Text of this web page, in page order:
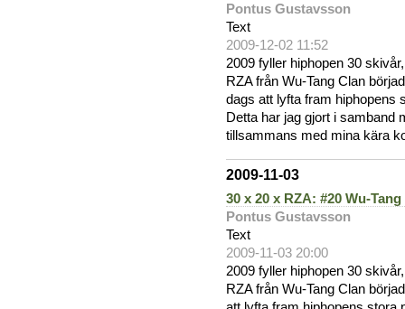
Pontus Gustavsson
Text
2009-12-02 11:52
2009 fyller hiphopen 30
RZA från Wu-Tang Clan
dags att lyfta fram hiphopens
Detta har jag gjort i samband
tillsammans med mina kära
2009-11-03
30 x 20 x RZA: #20 Wu-Tang
Pontus Gustavsson
Text
2009-11-03 20:00
2009 fyller hiphopen 30
RZA från Wu-Tang Clan